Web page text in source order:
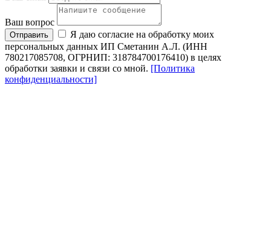
Ваш вопрос
Отправить
Я даю согласие на обработку моих
персональных данных ИП Сметанин А.Л. (ИНН
780217085708, ОГРНИП: 318784700176410) в целях
обработки заявки и связи со мной. [Политика
конфиденциальности]